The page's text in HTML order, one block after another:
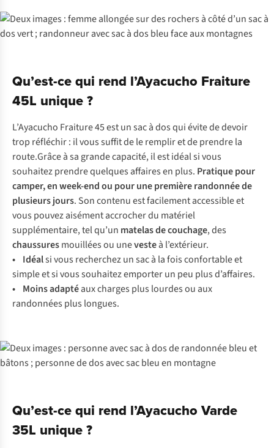
Qu’est-ce qui rend l’Ayacucho Fraiture
45L unique ?
L’Ayacucho Fraiture 45 est un sac à dos qui évite de devoir
trop réfléchir : il vous suffit de le remplir et de prendre la
route.Grâce à sa grande capacité, il est idéal si vous
souhaitez prendre quelques affaires en plus. Pratique pour
camper, en week-end ou pour une première randonnée de
plusieurs jours. Son contenu est facilement accessible et
vous pouvez aisément accrocher du matériel
supplémentaire, tel qu’un matelas de couchage, des
chaussuresmouillées ou unevesteà l’extérieur.
• Idéalsi vous recherchez un sac à la fois confortable et
simple et si vous souhaitez emporter un peu plus d’affaires.
• Moins adaptéaux charges plus lourdes ou aux
randonnées plus longues.
Qu’est-ce qui rend l’Ayacucho Varde
35L unique ?